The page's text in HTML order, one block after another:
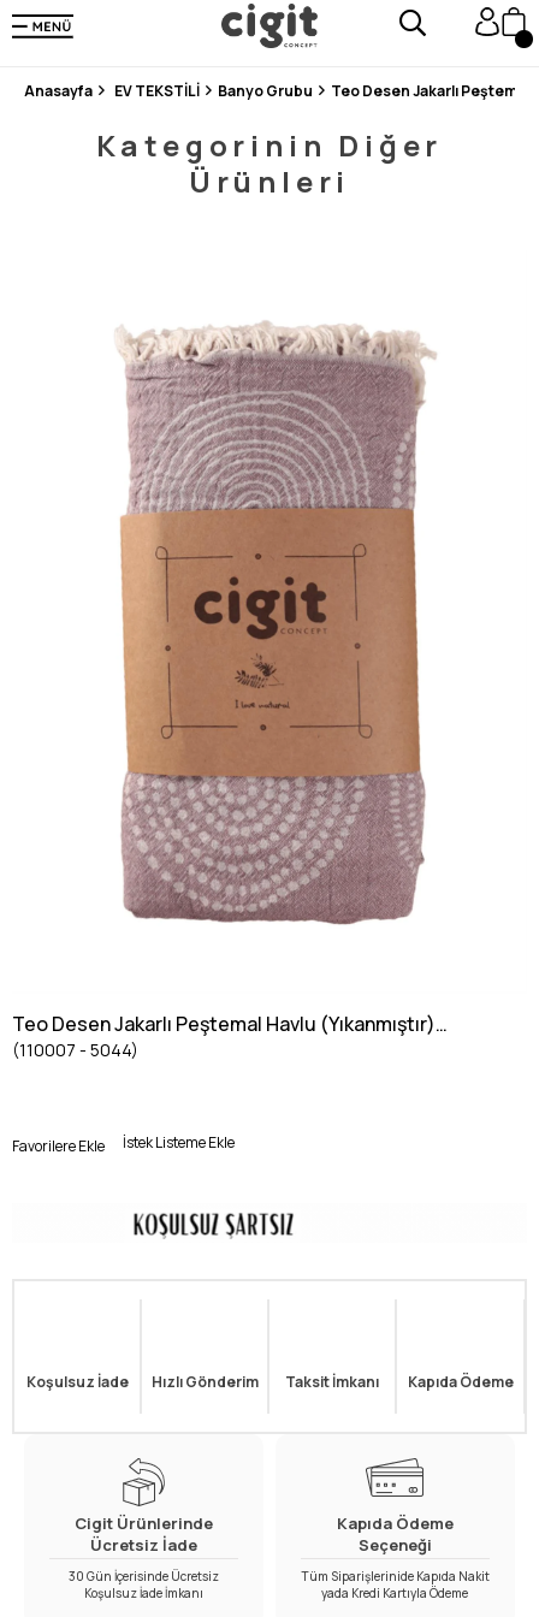
250.000'DEN FAZLA DEĞERLENDİRMEDE 5 ÜZERİNDEN 4.8 PUAN ALDI ⭐⭐⭐⭐⭐
3 MİLYONDAN FAZLA MUTLU MÜŞTERİ ❤️ 10 MİLYON ÜRÜN
Anasayfa EV TEKSTİLİ Banyo Grubu Teo Desen Jakarlı Peştemal
Kategorinin Diğer
Ürünleri
Teo Desen Jakarlı Peştemal Havlu (Yıkanmıştır)
90X180 Cm Tarçın
(110007 - 5044)
Favorilere Ekle İstek Listeme Ekle
Koşulsuz İade Hızlı Gönderim Taksit İmkanı Kapıda Ödeme
Cigit Ürünlerinde
Ücretsiz İade
30 Gün İçerisinde Ücretsiz
Koşulsuz İade İmkanı
Kapıda Ödeme
Seçeneği
Tüm Siparişlerinide Kapıda Nakit
yada Kredi Kartıyla Ödeme